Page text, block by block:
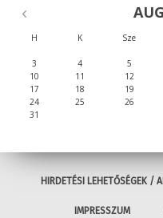
H K Sze
3
4 5
10
11 12
17
18 19
24
25 26
31
HIRDETÉSI LEHETŐSÉGEK /
IMPRESSZUM